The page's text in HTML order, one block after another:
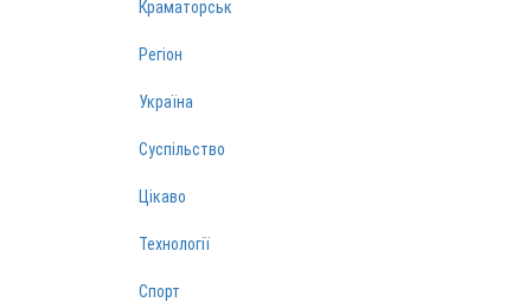
Краматорськ
Регіон
Україна
Суспільство
Цікаво
Технології
Спорт